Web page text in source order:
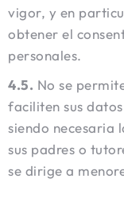
vigor, y en
obtener el
personales.
4.5. No se
faciliten sus
siendo necesaria
sus padres o
se dirige a